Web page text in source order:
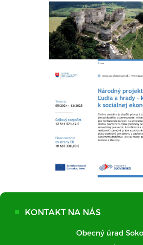
KONTAKT NA NÁS
Obecný úrad